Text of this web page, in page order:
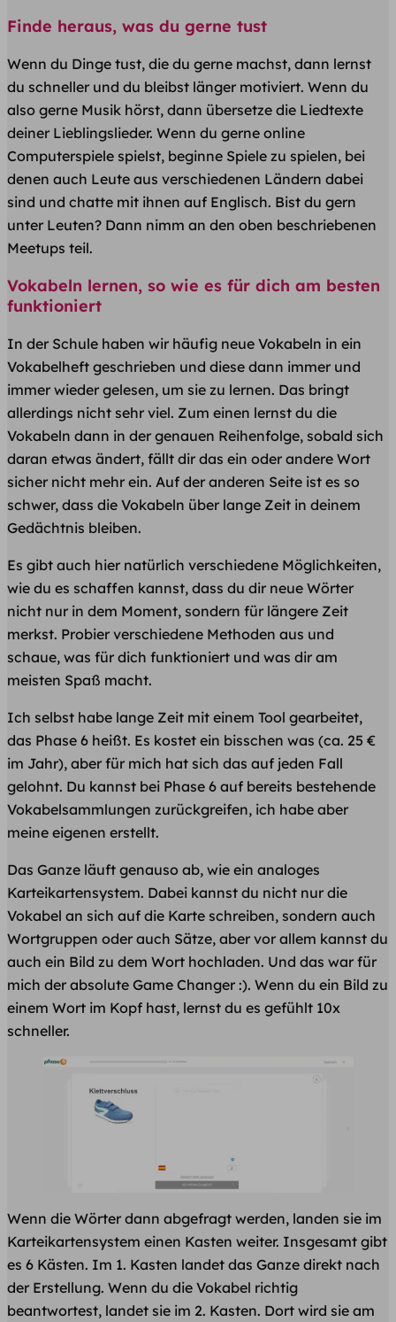
Finde heraus, was du gerne tust
Wenn du Dinge tust, die du gerne machst, dann lernst
du schneller und du bleibst länger motiviert. Wenn du
also gerne Musik hörst, dann übersetze die Liedtexte
deiner Lieblingslieder. Wenn du gerne online
Computerspiele spielst, beginne Spiele zu spielen, bei
denen auch Leute aus verschiedenen Ländern dabei
sind und chatte mit ihnen auf Englisch. Bist du gern
unter Leuten? Dann nimm an den oben beschriebenen
Meetups teil.
Vokabeln lernen, so wie es für dich am besten
funktioniert
In der Schule haben wir häufig neue Vokabeln in ein
Vokabelheft geschrieben und diese dann immer und
immer wieder gelesen, um sie zu lernen. Das bringt
allerdings nicht sehr viel. Zum einen lernst du die
Vokabeln dann in der genauen Reihenfolge, sobald sich
daran etwas ändert, fällt dir das ein oder andere Wort
sicher nicht mehr ein. Auf der anderen Seite ist es so
schwer, dass die Vokabeln über lange Zeit in deinem
Gedächtnis bleiben.
Es gibt auch hier natürlich verschiedene Möglichkeiten,
wie du es schaffen kannst, dass du dir neue Wörter
nicht nur in dem Moment, sondern für längere Zeit
merkst. Probier verschiedene Methoden aus und
schaue, was für dich funktioniert und was dir am
meisten Spaß macht.
Ich selbst habe lange Zeit mit einem Tool gearbeitet,
das Phase 6 heißt. Es kostet ein bisschen was (ca. 25 €
im Jahr), aber für mich hat sich das auf jeden Fall
gelohnt. Du kannst bei Phase 6 auf bereits bestehende
Vokabelsammlungen zurückgreifen, ich habe aber
meine eigenen erstellt.
Das Ganze läuft genauso ab, wie ein analoges
Karteikartensystem. Dabei kannst du nicht nur die
Vokabel an sich auf die Karte schreiben, sondern auch
Wortgruppen oder auch Sätze, aber vor allem kannst du
auch ein Bild zu dem Wort hochladen. Und das war für
mich der absolute Game Changer :). Wenn du ein Bild zu
einem Wort im Kopf hast, lernst du es gefühlt 10x
schneller.
Wenn die Wörter dann abgefragt werden, landen sie im
Karteikartensystem einen Kasten weiter. Insgesamt gibt
es 6 Kästen. Im 1. Kasten landet das Ganze direkt nach
der Erstellung. Wenn du die Vokabel richtig
beantwortest, landet sie im 2. Kasten. Dort wird sie am